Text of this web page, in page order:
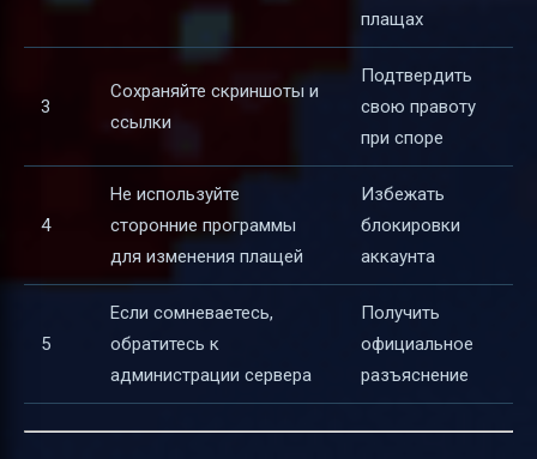
плащах
3
Сохраняйте скриншоты и
ссылки
Подтвердить
свою правоту
при споре
4
Не используйте
сторонние программы
для изменения плащей
Избежать
блокировки
аккаунта
5
Если сомневаетесь,
обратитесь к
администрации сервера
Получить
официальное
разъяснение